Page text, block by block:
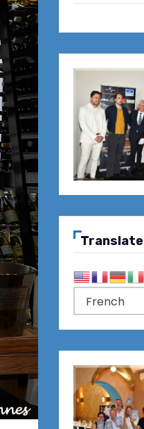
Translate